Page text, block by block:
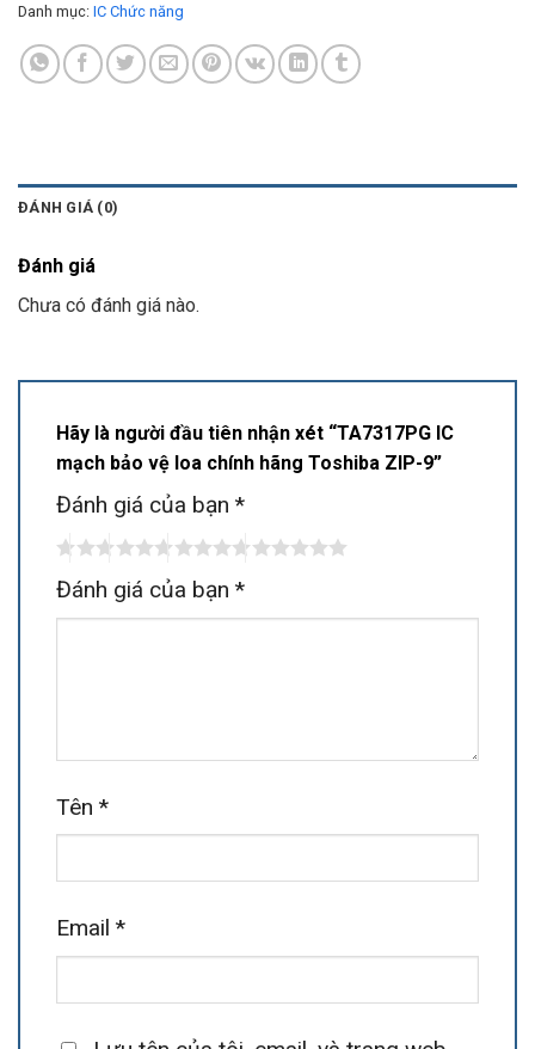
Danh mục: IC Chức năng
ĐÁNH GIÁ (0)
Đánh giá
Chưa có đánh giá nào.
Hãy là người đầu tiên nhận xét “TA7317PG IC
mạch bảo vệ loa chính hãng Toshiba ZIP-9”
Đánh giá của bạn *
Đánh giá của bạn *
Tên *
Email *